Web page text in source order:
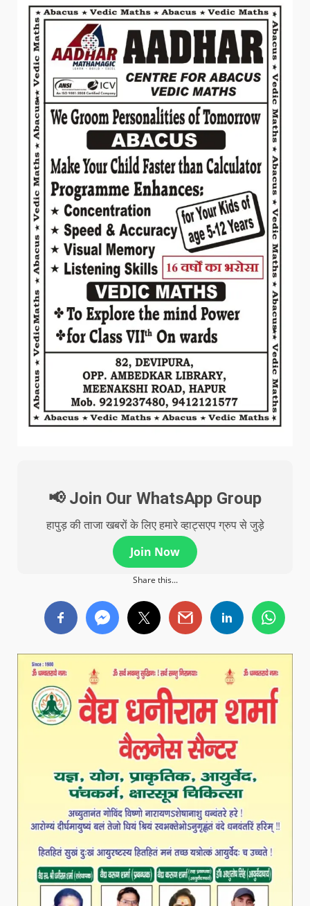
📢 Join Our WhatsApp Group
हापुड़ की ताजा खबरों के लिए हमारे व्हाट्सएप ग्रुप से जुड़े
Join Now
Share this...